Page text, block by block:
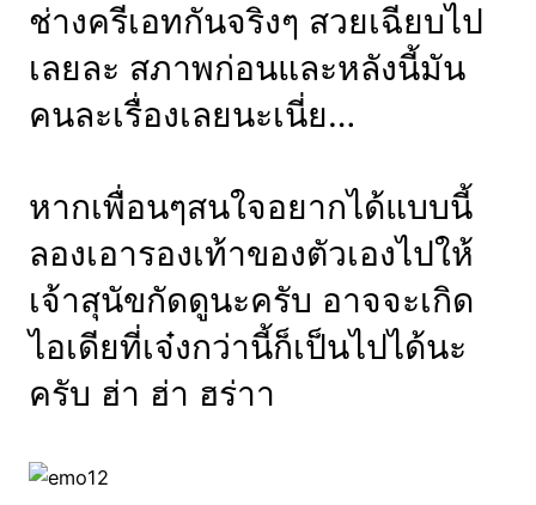
ช่างครีเอทกันจริงๆ สวยเฉียบไป
เลยละ สภาพก่อนและหลังนี้มัน
คนละเรื่องเลยนะเนี่ย…
หากเพื่อนๆสนใจอยากได้แบบนี้
ลองเอารองเท้าของตัวเองไปให้
เจ้าสุนัขกัดดูนะครับ อาจจะเกิด
ไอเดียที่เจ๋งกว่านี้ก็เป็นไปได้นะ
ครับ ฮ่า ฮ่า ฮร่าา